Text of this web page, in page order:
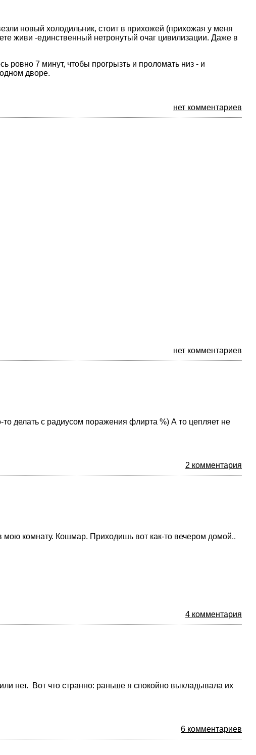
новый холодильник, стоит в прихожей (прихожая у меня
живи -единственный нетронутый очаг цивилизации. Даже в
ровно 7 минут, чтобы прогрызть и проломать низ - и
дворе.
нет комментариев
нет комментариев
делать с радиусом поражения флирта %) А то цепляет не
2 комментария
мою комнату. Кошмар. Приходишь вот как-то вечером домой..
4 комментария
нет. Вот что странно: раньше я спокойно выкладывала их
6 комментариев